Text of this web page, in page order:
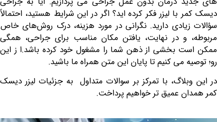
با لیزر فکر کرده اید؟ اگر در این شرایط هستید، احتمالاً
زیادی دارید. نگرانی در مورد هزینه، درک روش‌های خاص
و در نهایت، یافتن مکان مناسب برای جراحی، همگی
بخشی از ذهن شما را مشغول خود کرده باشد.ا ز این
می کنیم تا پایان این متن همراه ما باشید.
با تمرکز بر سوالات متداول به جزئیات لیزر دیسک
عمیق تر خواهیم پرداخت.